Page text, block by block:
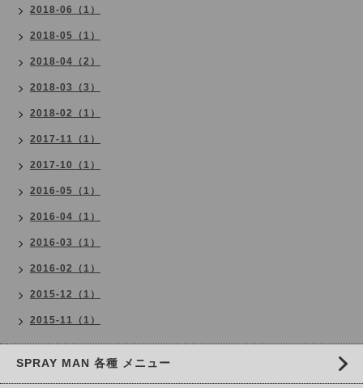
2018-06（1）
2018-05（1）
2018-04（2）
2018-03（3）
2018-02（1）
2017-11（1）
2017-10（1）
2016-05（1）
2016-04（1）
2016-03（1）
2016-02（1）
2015-12（1）
2015-11（1）
SPRAY MAN 各種 メニュー